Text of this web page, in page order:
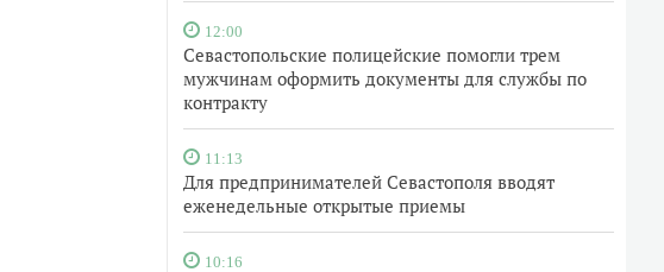
12:00
Севастопольские полицейские помогли трем
мужчинам оформить документы для службы по
контракту
11:13
Для предпринимателей Севастополя вводят
еженедельные открытые приемы
10:16